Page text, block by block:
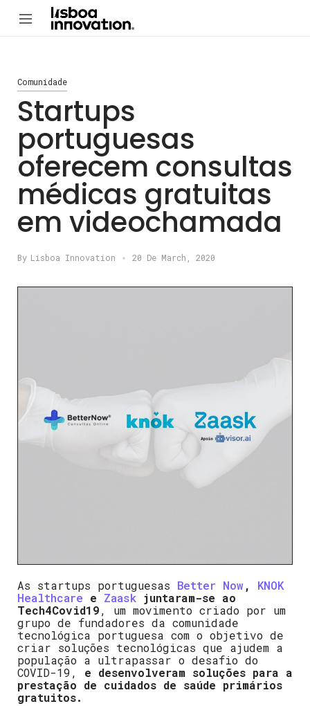
Comunidade
Startups
portuguesas
oferecem consultas
médicas gratuitas
em videochamada
By Lisboa Innovation 20 De March, 2020
As startups portuguesas Better Now, KNOK
Healthcare e Zaask juntaram-se ao
Tech4Covid19, um movimento criado por um
grupo de fundadores da comunidade
tecnológica portuguesa com o objetivo de
criar soluções tecnológicas que ajudem a
população a ultrapassar o desafio do
COVID-19, e desenvolveram soluções para a
prestação de cuidados de saúde primários
gratuitos.